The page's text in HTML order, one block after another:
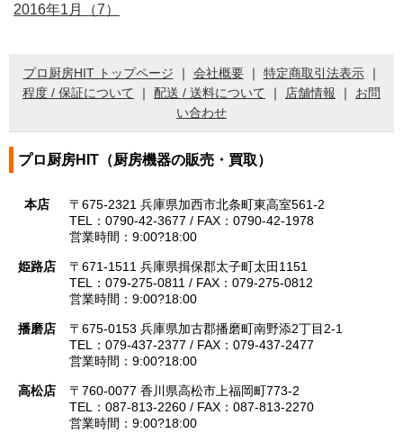
2016年1月（7）
プロ厨房HIT トップページ ｜ 会社概要｜ 特定商取引法表示｜
程度 / 保証について
｜ 配送 / 送料について ｜ 店舗情報 ｜ お問
い合わせ
プロ厨房HIT（厨房機器の販売・買取）
本店
〒675-2321 兵庫県加西市北条町東高室561-2
TEL：0790-42-3677 / FAX：0790-42-1978
営業時間：9:00?18:00
姫路店
〒671-1511 兵庫県揖保郡太子町太田1151
TEL：079-275-0811 / FAX：079-275-0812
営業時間：9:00?18:00
播磨店
〒675-0153 兵庫県加古郡播磨町南野添2丁目2-1
TEL：079-437-2377 / FAX：079-437-2477
営業時間：9:00?18:00
高松店
〒760-0077 香川県高松市上福岡町773-2
TEL：087-813-2260 / FAX：087-813-2270
営業時間：9:00?18:00